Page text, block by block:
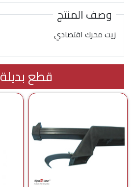
وصف المنتج
زيت محرك اقتصادي
قطع بديلة